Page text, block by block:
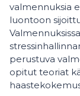
valmennuksia
luontoon
perustuva
opitut teoriat